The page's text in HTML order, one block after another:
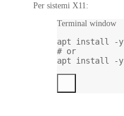
Per sistemi X11:
Terminal window
apt install -y
# or
apt
install -y